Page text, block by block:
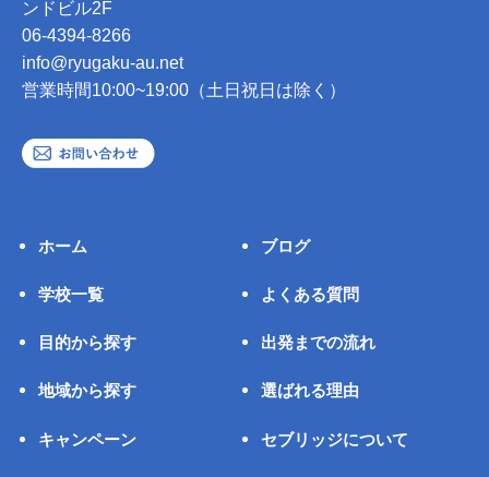
ンドビル2F
06-4394-8266
info@ryugaku-au.net
営業時間10:00~19:00（土日祝日は除く）
ホーム
学校一覧
目的から探す
地域から探す
キャンペーン
ブログ
よくある質問
出発までの流れ
選ばれる理由
セブリッジについて